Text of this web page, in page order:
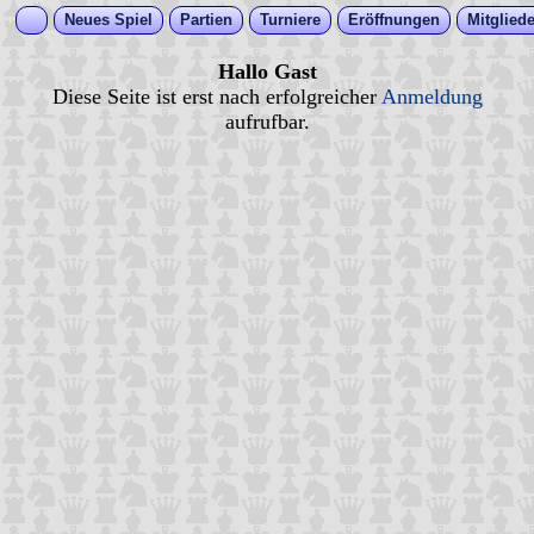
Neues Spiel Partien Turniere Eröffnungen
Hallo Gast
Diese Seite ist erst nach erfolgreicher Anmeldung
aufrufbar.